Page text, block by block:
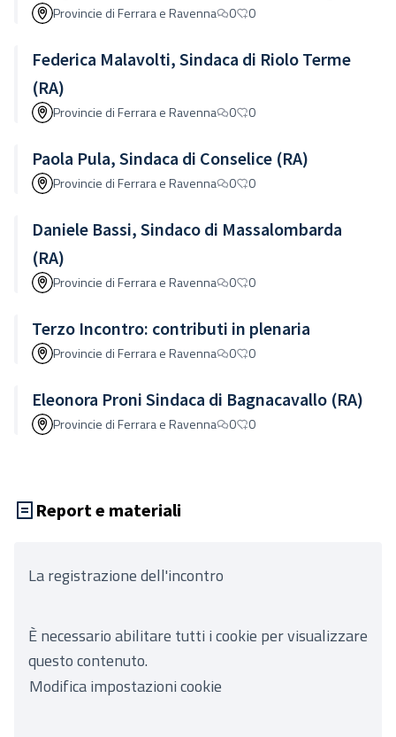
Provincie di Ferrara e Ravenna 0 0
Federica Malavolti, Sindaca di Riolo Terme
(RA)
Provincie di Ferrara e Ravenna 0 0
Paola Pula, Sindaca di Conselice (RA)
Provincie di Ferrara e Ravenna 0 0
Daniele Bassi, Sindaco di Massalombarda
(RA)
Provincie di Ferrara e Ravenna 0 0
Terzo Incontro: contributi in plenaria
Provincie di Ferrara e Ravenna 0 0
Eleonora Proni Sindaca di Bagnacavallo (RA)
Provincie di Ferrara e Ravenna 0 0
Report e materiali
La registrazione dell'incontro
È necessario abilitare tutti i cookie per visualizzare
questo contenuto.
Modifica impostazioni cookie